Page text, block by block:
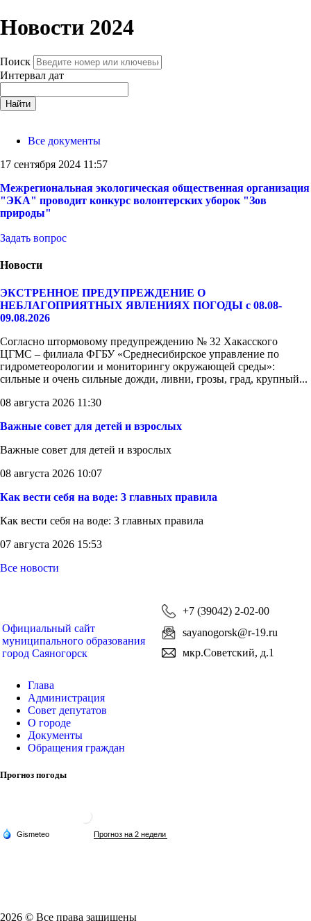
Новости 2024
Поиск
Интервал дат
Найти
Все документы
17 сентября 2024 11:57
Межрегиональная экологическая общественная организация
"ЭКА" проводит конкурс волонтерских уборок "Зов
природы"
Задать вопрос
Новости
ЭКСТРЕННОЕ ПРЕДУПРЕЖДЕНИЕ О
НЕБЛАГОПРИЯТНЫХ ЯВЛЕНИЯХ ПОГОДЫ с 08.08-
09.08.2026
Согласно штормовому предупреждению № 32 Хакасского
ЦГМС – филиала ФГБУ «Среднесибирское управление по
гидрометеорологии и мониторингу окружающей среды»:
сильные и очень сильные дожди, ливни, грозы, град, крупный...
08 августа 2026 11:30
Важные совет для детей и взрослых
Важные совет для детей и взрослых
08 августа 2026 10:07
Как вести себя на воде: 3 главных правила
Как вести себя на воде: 3 главных правила
07 августа 2026 15:53
Все новости
Официальный сайт
муниципального образования
город Саяногорск
+7 (39042) 2-02-00
sayanogorsk@r-19.ru
мкр.Советский, д.1
Глава
Администрация
Совет депутатов
О городе
Документы
Обращения граждан
Прогноз погоды
2026 © Все права защищены